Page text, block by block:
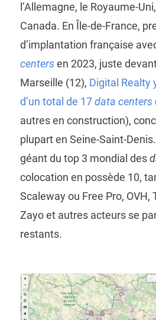
l’Allemagne, le Royaume-
Canada. En Île-de-France,
d’implantation française
centersen 2023, juste
Marseille (12), Digital Realty
d’un total de 17data centers
autres en construction),
plupart en Seine-Saint-Denis.
géant du top 3 mondial des
colocation en possède 10,
Scaleway ou Free Pro, OVH,
Zayo et autres acteurs se
restants.